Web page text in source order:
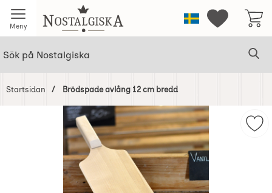
Meny Startsidan för NostalgiskaSverigeMina
Startsidan Brödspade avlång 12 cm bredd